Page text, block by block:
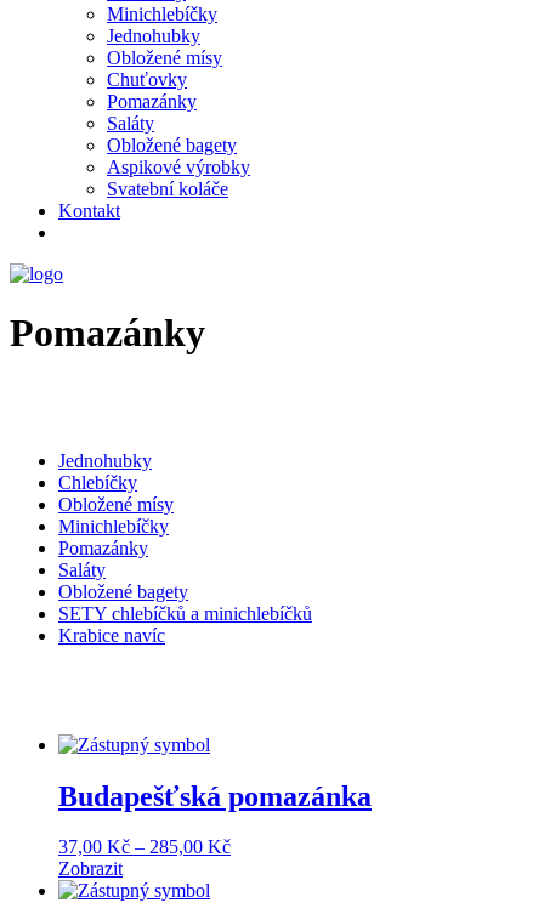
Minichlebíčky
Jednohubky
Obložené mísy
Chuťovky
Pomazánky
Saláty
Obložené bagety
Aspikové výrobky
Svatební koláče
Kontakt
Pomazánky
Jednohubky
Chlebíčky
Obložené mísy
Minichlebíčky
Pomazánky
Saláty
Obložené bagety
SETY chlebíčků a minichlebíčků
Krabice navíc
Budapešťská pomazánka
37,00 Kč – 285,00 KčPrice
Zobrazit